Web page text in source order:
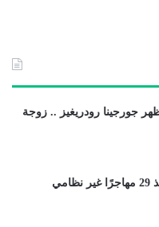
جورجينا رودريغيز .. زوجة